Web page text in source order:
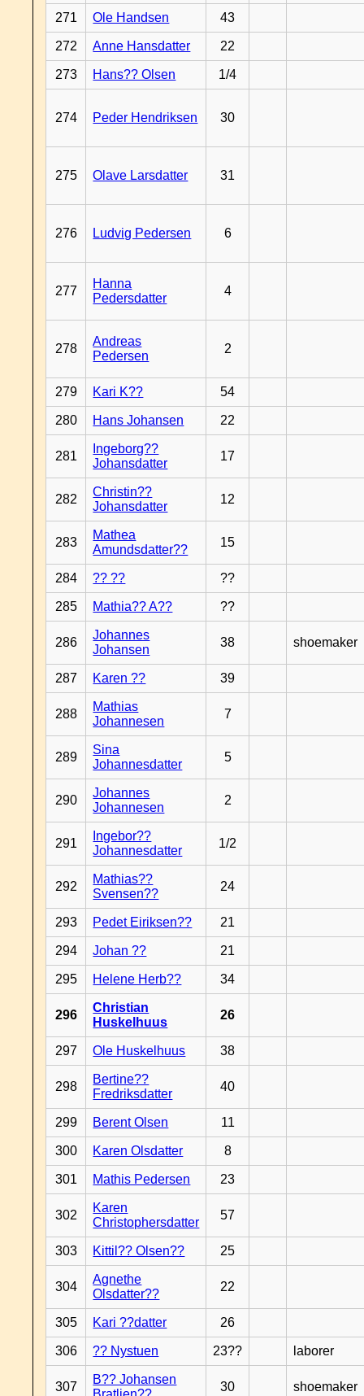
271 Ole Handsen 43
272 Anne Hansdatter 22
273 Hans?? Olsen 1/4
274 Peder Hendriksen 30
275 Olave Larsdatter 31
276 Ludvig Pedersen 6
277
Hanna
Pedersdatter
4
278
Andreas
Pedersen
2
279 Kari K?? 54
280 Hans Johansen 22
281
Ingeborg??
Johansdatter
17
282
Christin??
Johansdatter
12
283
Mathea
Amundsdatter??
15
284 ?? ?? ??
285 Mathia?? A?? ??
286
Johannes
Johansen
38 shoemaker
287 Karen ?? 39
288
Mathias
Johannesen
7
289
Sina
Johannesdatter
5
290
Johannes
Johannesen
2
291
Ingebor??
Johannesdatter
1/2
292
Mathias??
Svensen??
24
293 Pedet Eiriksen?? 21
294 Johan ?? 21
295 Helene Herb?? 34
296
Christian
Huskelhuus
26
297 Ole Huskelhuus 38
298
Bertine??
Fredriksdatter
40
299 Berent Olsen 11
300 Karen Olsdatter 8
301 Mathis Pedersen 23
302
Karen
Christophersdatter
57
303 Kittil?? Olsen?? 25
304
Agnethe
Olsdatter??
22
305 Kari ??datter 26
306 ?? Nystuen 23?? laborer
307
B?? Johansen
30 shoemaker